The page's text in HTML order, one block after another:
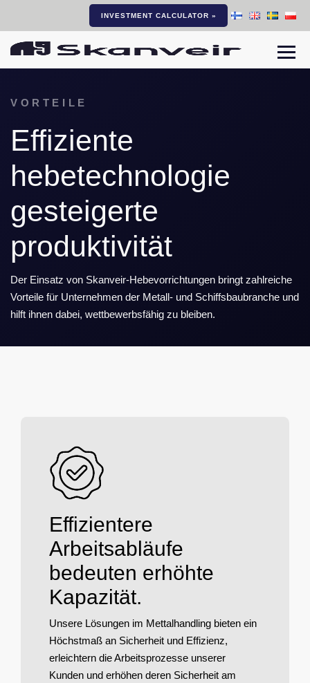
INVESTMENT CALCULATOR »
VORTEILE
Effiziente
hebetechnologie
gesteigerte
produktivität
Der Einsatz von Skanveir-Hebevorrichtungen bringt zahlreiche
Vorteile für Unternehmen der Metall- und Schiffsbaubranche und
hilft ihnen dabei, wettbewerbsfähig zu bleiben.
Effizientere
Arbeitsabläufe
bedeuten erhöhte
Kapazität.
Unsere Lösungen im Mettalhandling bieten ein
Höchstmaß an Sicherheit und Effizienz,
erleichtern die Arbeitsprozesse unserer
Kunden und erhöhen deren Sicherheit am